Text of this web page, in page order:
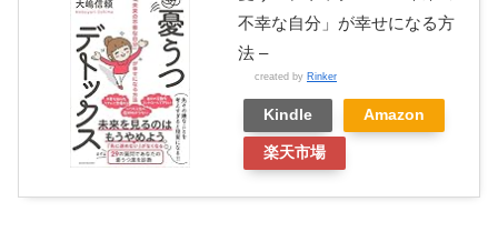
不幸な自分」が幸せになる方
法 –
created by Rinker
Kindle Amazon
楽天市場